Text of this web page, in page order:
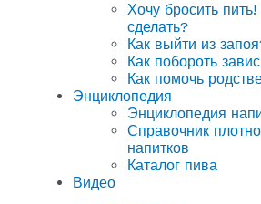
Хочу бросить
сделать?
Как выйти из
Как побороть
Как помочь
Энциклопедия
Энциклопедия
Справочник
напитков
Каталог пива
Видео